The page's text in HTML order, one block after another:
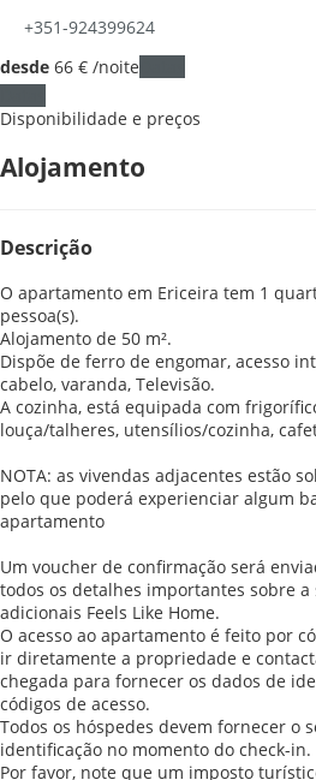
+351-924399624
desde 66 € /noite
Disponibilidade e preços
Alojamento
Descrição
O apartamento em Ericeira tem 1
pessoa(s).
Alojamento de 50 m².
Dispõe de ferro de engomar, acesso
cabelo, varanda, Televisão.
A cozinha, está equipada com
louça/talheres, utensílios/cozinha,
NOTA: as vivendas adjacentes estão
pelo que poderá experienciar algum
apartamento
Um voucher de confirmação será
todos os detalhes importantes sobre a
adicionais Feels Like Home.
O acesso ao apartamento é feito por
ir diretamente a propriedade e
chegada para fornecer os dados de
códigos de acesso.
Todos os hóspedes devem fornecer o
identificação no momento do check-in.
Por favor, note que um imposto